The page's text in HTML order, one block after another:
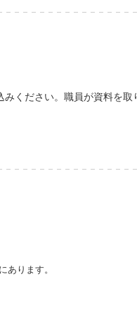
ください。職員が資料を
あります。